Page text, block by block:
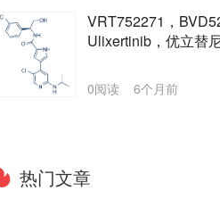
VRT752271，
Ulixertinib，优立替
D911422）
0阅读 6个月前
热门文章